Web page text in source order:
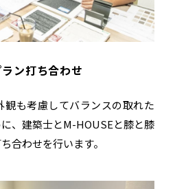
ン打ち合わせ
観も考慮してバランスの取れた
、 建築士とM-HOUSEと膝と膝
合わせを行います。